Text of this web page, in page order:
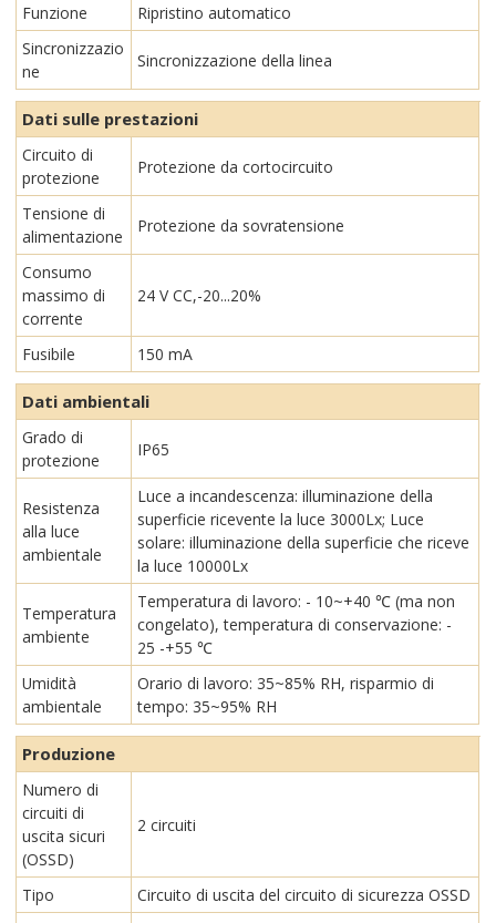
Funzione
Ripristino automatico
Sincronizzazio
ne
Sincronizzazione della linea
Dati sulle prestazioni
Circuito di
protezione
Protezione da cortocircuito
Tensione di
alimentazione
Protezione da sovratensione
Consumo
massimo di
corrente
24 V CC,-20...20%
Fusibile 150 mA
Dati ambientali
Grado di
protezione
IP65
Resistenza
alla luce
ambientale
Luce a incandescenza: illuminazione della
superficie ricevente la luce 3000Lx; Luce
solare: illuminazione della superficie che riceve
la luce 10000Lx
Temperatura
ambiente
Temperatura di lavoro: - 10~+40 ℃ (ma non
congelato), temperatura di conservazione: -
25 -+55 ℃
Umidità
ambientale
Orario di lavoro: 35~85% RH, risparmio di
tempo: 35~95% RH
Produzione
Numero di
circuiti di
uscita sicuri
(OSSD)
2 circuiti
Tipo
Circuito di uscita del circuito di sicurezza OSSD